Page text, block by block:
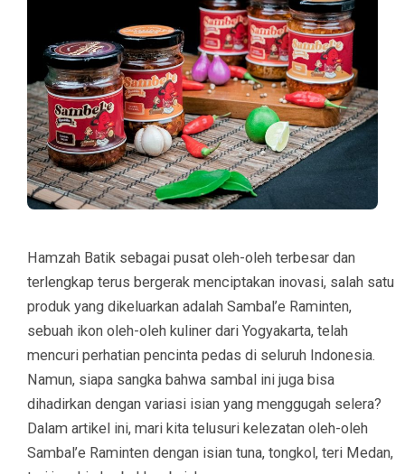
Hamzah Batik sebagai pusat oleh-oleh terbesar dan
terlengkap terus bergerak menciptakan inovasi, salah satu
produk yang dikeluarkan adalah Sambal’e Raminten,
sebuah ikon oleh-oleh kuliner dari Yogyakarta, telah
mencuri perhatian pencinta pedas di seluruh Indonesia.
Namun, siapa sangka bahwa sambal ini juga bisa
dihadirkan dengan variasi isian yang menggugah selera?
Dalam artikel ini, mari kita telusuri kelezatan oleh-oleh
Sambal’e Raminten dengan isian tuna, tongkol, teri Medan,